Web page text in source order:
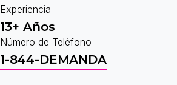
Experiencia
13+ Años
Número de Teléfono
1-844-DEMANDA